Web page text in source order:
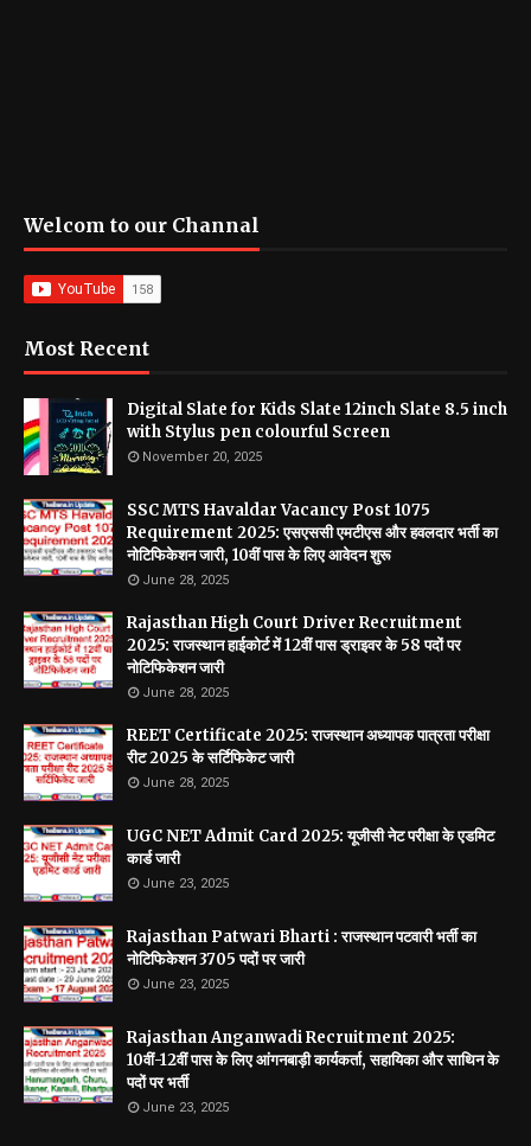
Welcom to our Channal
Most Recent
Digital Slate for Kids Slate 12inch Slate 8.5 inch
with Stylus pen colourful Screen
November 20, 2025
SSC MTS Havaldar Vacancy Post 1075
Requirement 2025: एसएससी एमटीएस और हवलदार भर्ती का
नोटिफिकेशन जारी, 10वीं पास के लिए आवेदन शुरू
June 28, 2025
Rajasthan High Court Driver Recruitment
2025: राजस्थान हाईकोर्ट में 12वीं पास ड्राइवर के 58 पदों पर
नोटिफिकेशन जारी
June 28, 2025
REET Certificate 2025: राजस्थान अध्यापक पात्रता परीक्षा
रीट 2025 के सर्टिफिकेट जारी
June 28, 2025
UGC NET Admit Card 2025: यूजीसी नेट परीक्षा के एडमिट
कार्ड जारी
June 23, 2025
Rajasthan Patwari Bharti : राजस्थान पटवारी भर्ती का
नोटिफिकेशन 3705 पदों पर जारी
June 23, 2025
Rajasthan Anganwadi Recruitment 2025:
10वीं-12वीं पास के लिए आंगनबाड़ी कार्यकर्ता, सहायिका और साथिन के
पदों पर भर्ती
June 23, 2025